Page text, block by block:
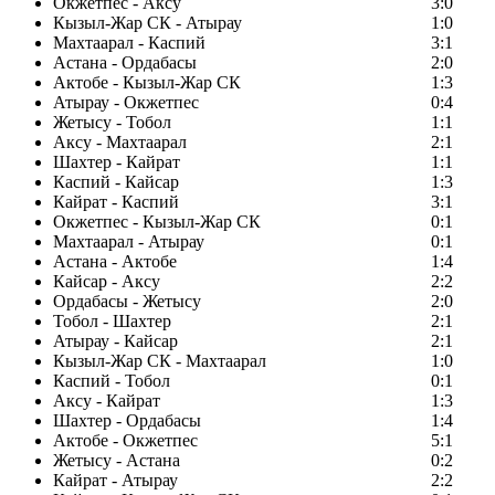
Кызыл-Жар СК - Атырау
1:0
Махтаарал - Каспий
3:1
Астана - Ордабасы
2:0
Актобе - Кызыл-Жар СК
1:3
Атырау - Окжетпес
0:4
Жетысу - Тобол
1:1
Аксу - Махтаарал
2:1
Шахтер - Кайрат
1:1
Каспий - Кайсар
1:3
Кайрат - Каспий
3:1
Окжетпес - Кызыл-Жар СК
0:1
Махтаарал - Атырау
0:1
Астана - Актобе
1:4
Кайсар - Аксу
2:2
Ордабасы - Жетысу
2:0
Тобол - Шахтер
2:1
Атырау - Кайсар
2:1
Кызыл-Жар СК - Махтаарал
1:0
Каспий - Тобол
0:1
Аксу - Кайрат
1:3
Шахтер - Ордабасы
1:4
Актобе - Окжетпес
5:1
Жетысу - Астана
0:2
Кайрат - Атырау
2:2